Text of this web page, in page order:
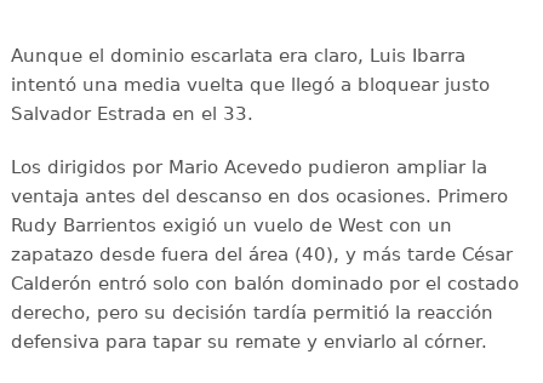
Aunque el dominio escarlata era claro, Luis Ibarra
intentó una media vuelta que llegó a bloquear justo
Salvador Estrada en el 33.
Los dirigidos por Mario Acevedo pudieron ampliar la
ventaja antes del descanso en dos ocasiones. Primero
Rudy Barrientos exigió un vuelo de West con un
zapatazo desde fuera del área (40), y más tarde César
Calderón entró solo con balón dominado por el costado
derecho, pero su decisión tardía permitió la reacción
defensiva para tapar su remate y enviarlo al córner.